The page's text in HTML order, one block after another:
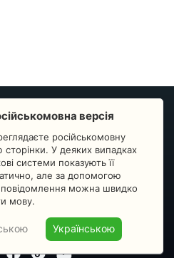
СВЯЗЬ
Статистика изменений
Преподавателям
Пульс страны
Угода підписника
версія
російськомовну
сторінки. У деяких випадках
системи показують її
але за допомогою
повідомлення можна швидко
мову.
Українською